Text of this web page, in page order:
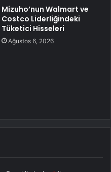
Mizuho’nun Walmart ve
Costco Liderliğindeki
Tüketici Hisseleri
Ağustos 6, 2026